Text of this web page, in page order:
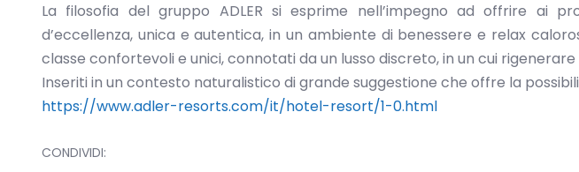
La filosofia del gruppo ADLER si esprime nell’impegno ad offrire ai
d’eccellenza, unica e autentica, in un ambiente di benessere e relax
classe confortevoli e unici, connotati da un lusso discreto, in un cui
Inseriti in un contesto naturalistico di grande suggestione che offre la
https://www.adler-resorts.com/it/hotel-resort/1-0.html
CONDIVIDI: